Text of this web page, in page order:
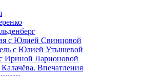
с Юлией Свинцовой
с Юлией Утышевой
Ириной Ларионовой
Впечатления